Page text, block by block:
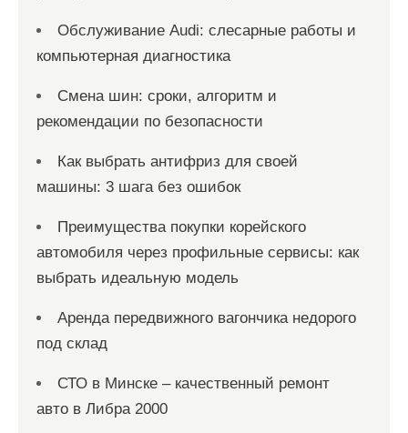
Обслуживание Audi: слесарные работы и
компьютерная диагностика
Смена шин: сроки, алгоритм и
рекомендации по безопасности
Как выбрать антифриз для своей
машины: 3 шага без ошибок
Преимущества покупки корейского
автомобиля через профильные сервисы: как
выбрать идеальную модель
Аренда передвижного вагончика недорого
под склад
СТО в Минске – качественный ремонт
авто в Либра 2000